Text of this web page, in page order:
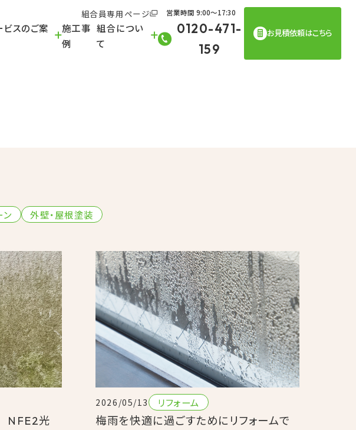
組合員専用ページ
ビスのご案
施工事
例
組合につい
て
営業時間 9:00〜17:30
0120-471-
159
お見積依頼はこちら
ン 外壁・屋根塗装
NFE2光
2026/05/13 リフォーム
梅雨を快適に過ごすためにリフォームで